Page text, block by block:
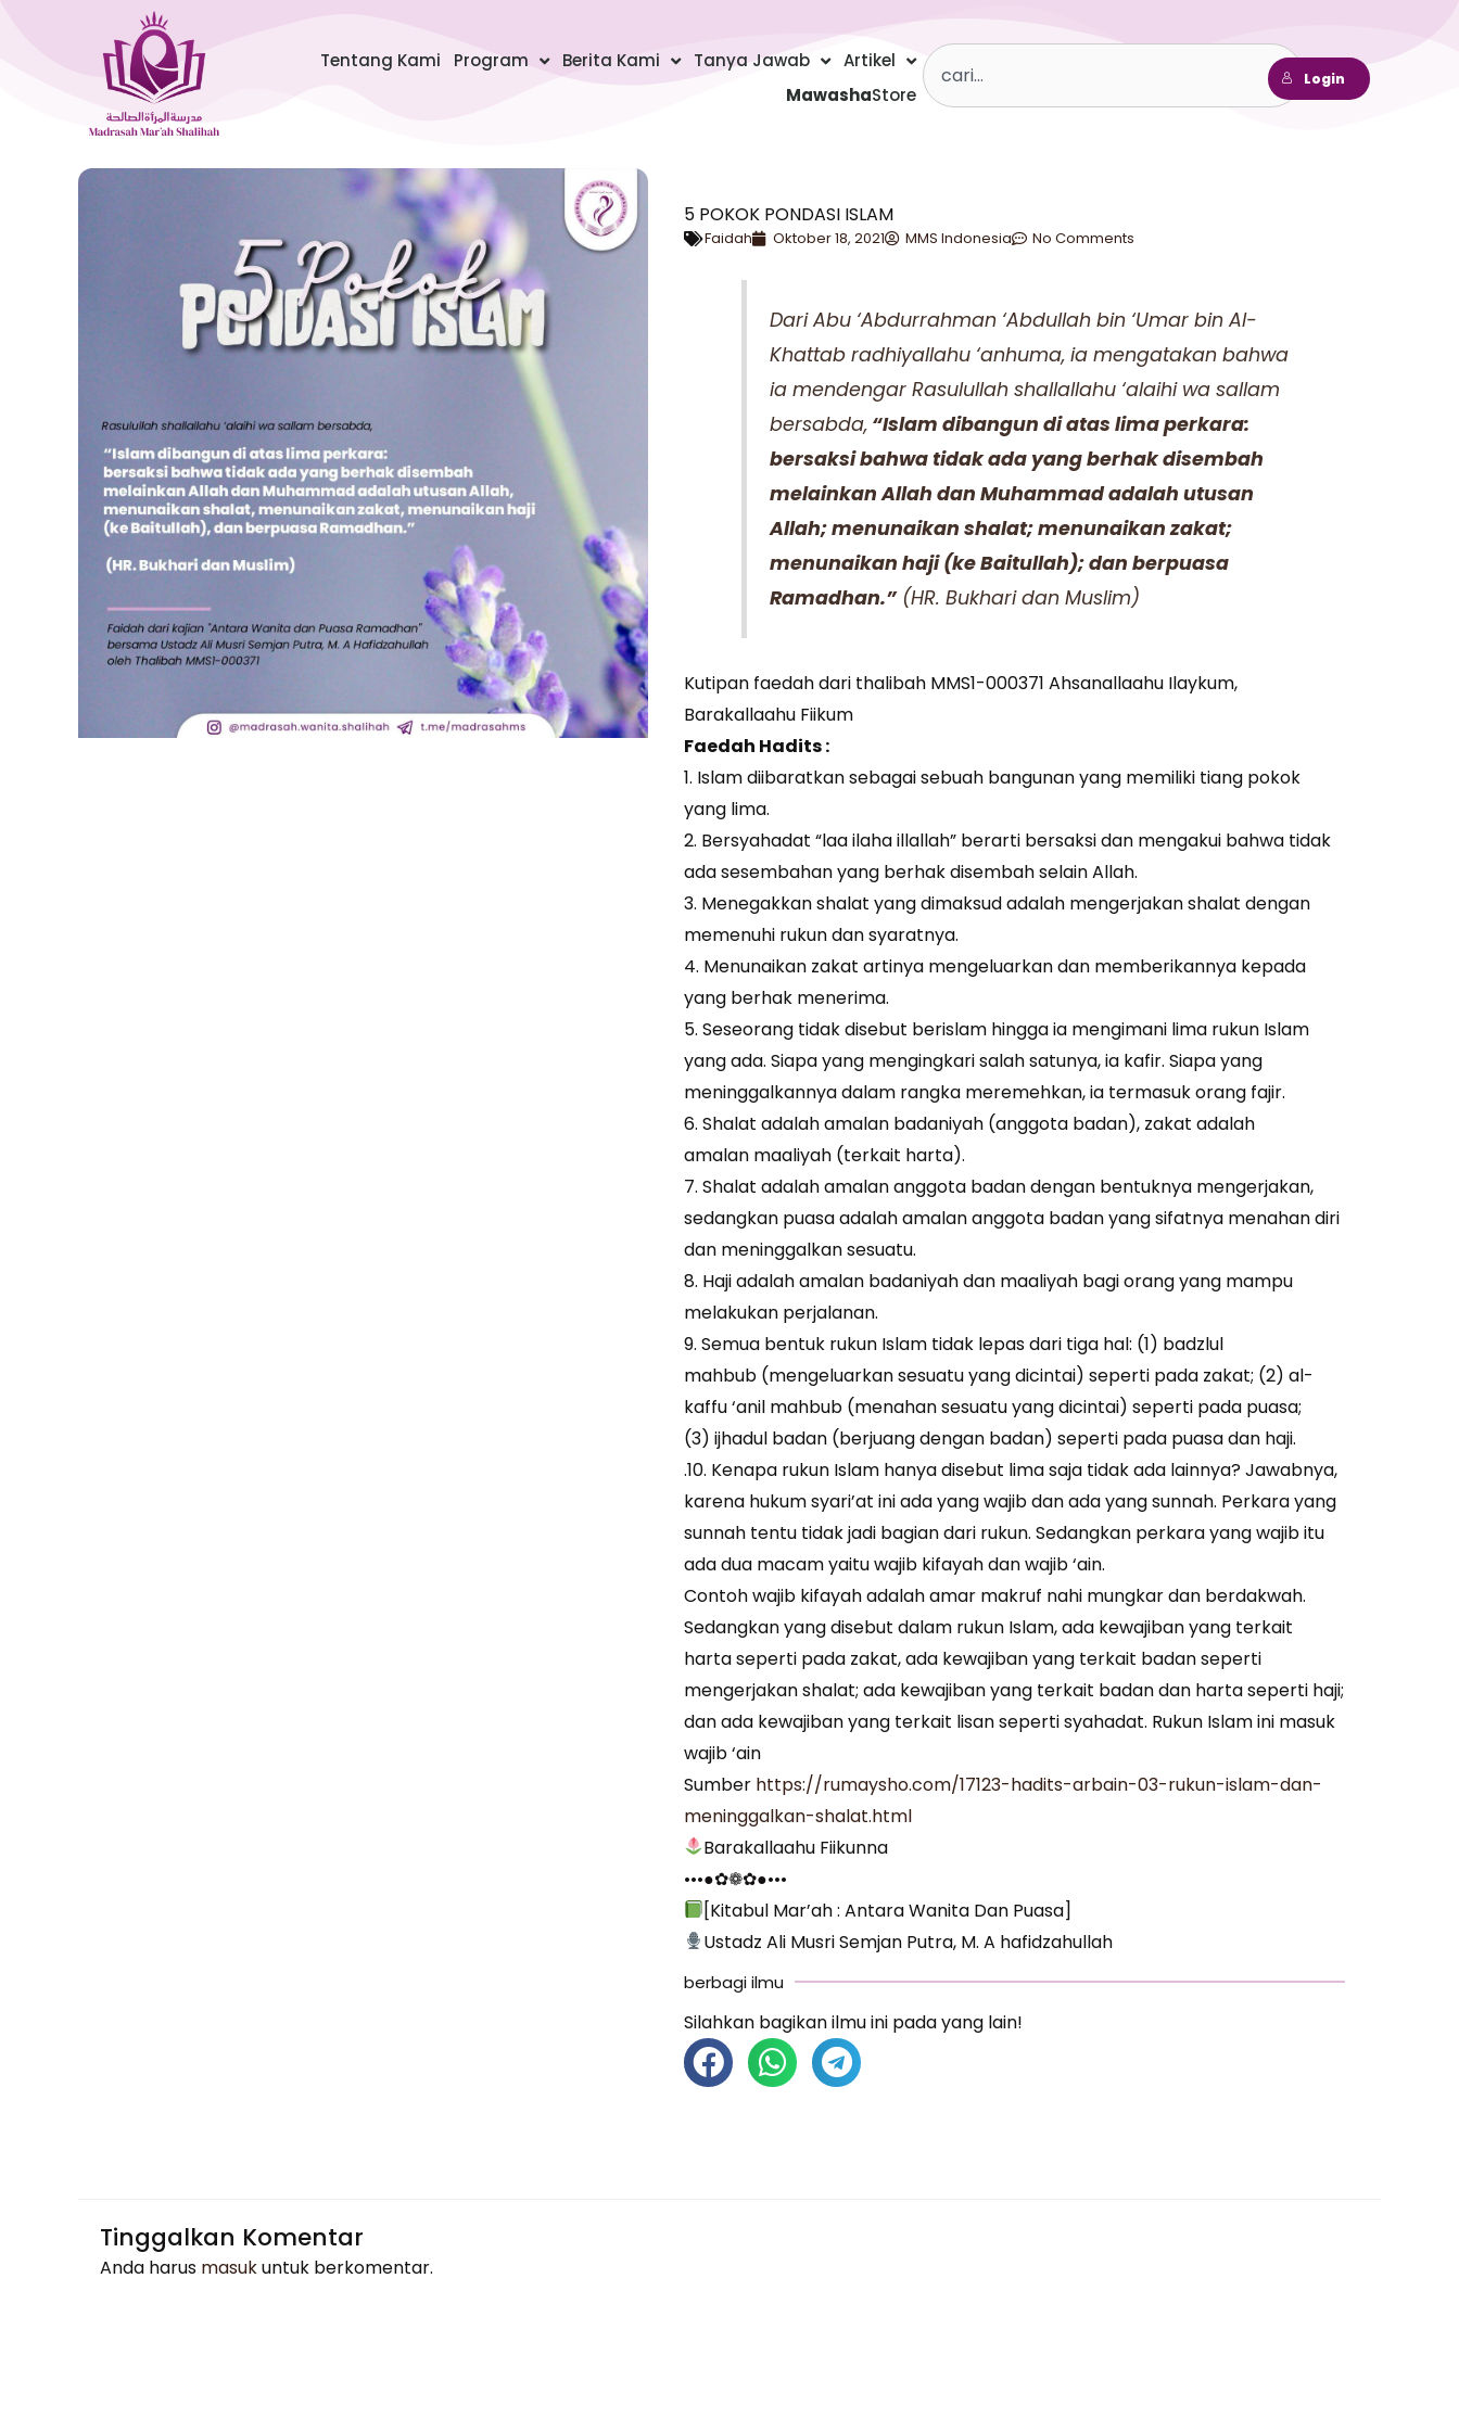
Tentang Kami Program Berita Kami Tanya Jawab
Artikel
MawashaStore
Search
Login
5 POKOK PONDASI ISLAM
Faidah Oktober 18, 2021 MMS Indonesia No Comments
Dari Abu ‘Abdurrahman ‘Abdullah bin ‘Umar bin Al-
Khattab radhiyallahu ‘anhuma, ia mengatakan bahwa
ia mendengar Rasulullah shallallahu ‘alaihi wa sallam
bersabda, “Islam dibangun di atas lima perkara:
bersaksi bahwa tidak ada yang berhak disembah
melainkan Allah dan Muhammad adalah utusan
Allah; menunaikan shalat; menunaikan zakat;
menunaikan haji (ke Baitullah); dan berpuasa
Ramadhan.”(HR. Bukhari dan Muslim)
Kutipan faedah dari thalibah MMS1-000371 Ahsanallaahu Ilaykum,
Barakallaahu Fiikum
Faedah Hadits :
1. Islam diibaratkan sebagai sebuah bangunan yang memiliki tiang pokok
yang lima.
2. Bersyahadat “laa ilaha illallah” berarti bersaksi dan mengakui bahwa tidak
ada sesembahan yang berhak disembah selain Allah.
3. Menegakkan shalat yang dimaksud adalah mengerjakan shalat dengan
memenuhi rukun dan syaratnya.
4. Menunaikan zakat artinya mengeluarkan dan memberikannya kepada
yang berhak menerima.
5. Seseorang tidak disebut berislam hingga ia mengimani lima rukun Islam
yang ada. Siapa yang mengingkari salah satunya, ia kafir. Siapa yang
meninggalkannya dalam rangka meremehkan, ia termasuk orang fajir.
6. Shalat adalah amalan badaniyah (anggota badan), zakat adalah
amalan maaliyah (terkait harta).
7. Shalat adalah amalan anggota badan dengan bentuknya mengerjakan,
sedangkan puasa adalah amalan anggota badan yang sifatnya menahan diri
dan meninggalkan sesuatu.
8. Haji adalah amalan badaniyah dan maaliyah bagi orang yang mampu
melakukan perjalanan.
9. Semua bentuk rukun Islam tidak lepas dari tiga hal: (1) badzlul
mahbub (mengeluarkan sesuatu yang dicintai) seperti pada zakat; (2) al-
kaffu ‘anil mahbub (menahan sesuatu yang dicintai) seperti pada puasa;
(3) ijhadul badan (berjuang dengan badan) seperti pada puasa dan haji.
.10. Kenapa rukun Islam hanya disebut lima saja tidak ada lainnya? Jawabnya,
karena hukum syari’at ini ada yang wajib dan ada yang sunnah. Perkara yang
sunnah tentu tidak jadi bagian dari rukun. Sedangkan perkara yang wajib itu
ada dua macam yaitu wajib kifayah dan wajib ‘ain.
Contoh wajib kifayah adalah amar makruf nahi mungkar dan berdakwah.
Sedangkan yang disebut dalam rukun Islam, ada kewajiban yang terkait
harta seperti pada zakat, ada kewajiban yang terkait badan seperti
mengerjakan shalat; ada kewajiban yang terkait badan dan harta seperti haji;
dan ada kewajiban yang terkait lisan seperti syahadat. Rukun Islam ini masuk
wajib ‘ain
Sumber https://rumaysho.com/17123-hadits-arbain-03-rukun-islam-dan-
meninggalkan-shalat.html
Barakallaahu Fiikunna
•••●✿❁✿●•••
[Kitabul Mar’ah : Antara Wanita Dan Puasa]
Ustadz Ali Musri Semjan Putra, M. A hafidzahullah
berbagi ilmu
Silahkan bagikan ilmu ini pada yang lain!
Tinggalkan Komentar
Anda harus masukuntuk berkomentar.